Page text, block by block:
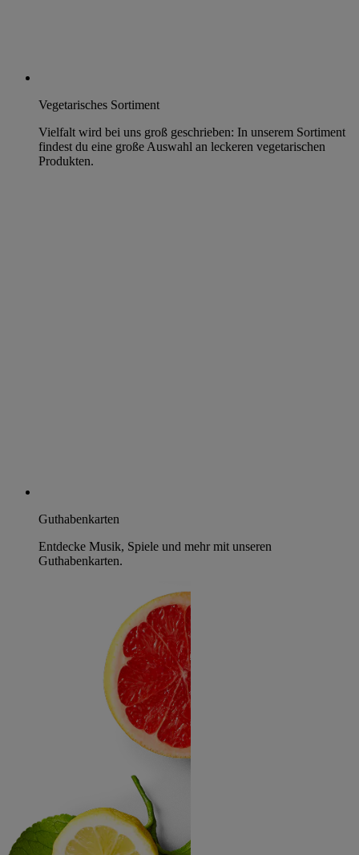
Vegetarisches Sortiment
Vielfalt wird bei uns groß geschrieben: In unserem Sortiment
findest du eine große Auswahl an leckeren vegetarischen
Produkten.
Guthabenkarten
Entdecke Musik, Spiele und mehr mit unseren
Guthabenkarten.